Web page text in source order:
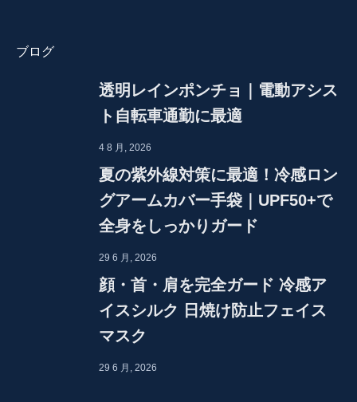
ブログ
透明レインポンチョ｜電動アシス
ト自転車通勤に最適
4 8 月, 2026
夏の紫外線対策に最適！冷感ロン
グアームカバー手袋｜UPF50+で
全身をしっかりガード
29 6 月, 2026
顔・首・肩を完全ガード 冷感ア
イスシルク 日焼け防止フェイス
マスク
29 6 月, 2026